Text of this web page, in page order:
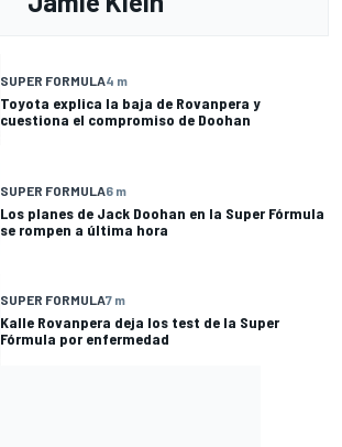
SUPER FORMULA4 m
Toyota explica la baja de Rovanpera y
cuestiona el compromiso de Doohan
SUPER FORMULA6 m
Los planes de Jack Doohan en la Super Fórmula
se rompen a última hora
SUPER FORMULA7 m
Kalle Rovanpera deja los test de la Super
Fórmula por enfermedad